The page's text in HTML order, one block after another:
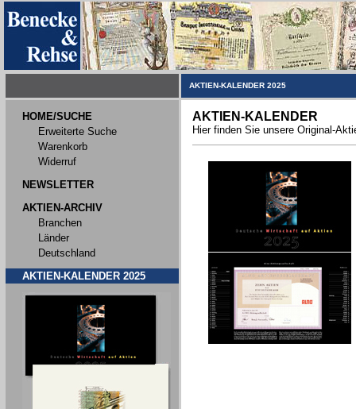
AKTIEN-KALENDER 2025
HOME/SUCHE
Erweiterte Suche
Warenkorb
Widerruf
NEWSLETTER
AKTIEN-ARCHIV
Branchen
Länder
Deutschland
AKTIEN-KALENDER 2025
AKTIEN-KALENDER
Hier finden Sie unsere Original-